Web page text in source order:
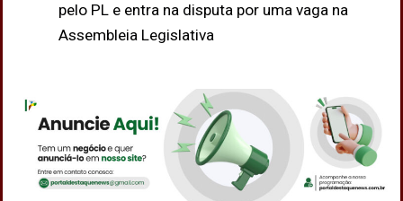
pelo PL e entra na disputa por uma vaga na
Assembleia Legislativa